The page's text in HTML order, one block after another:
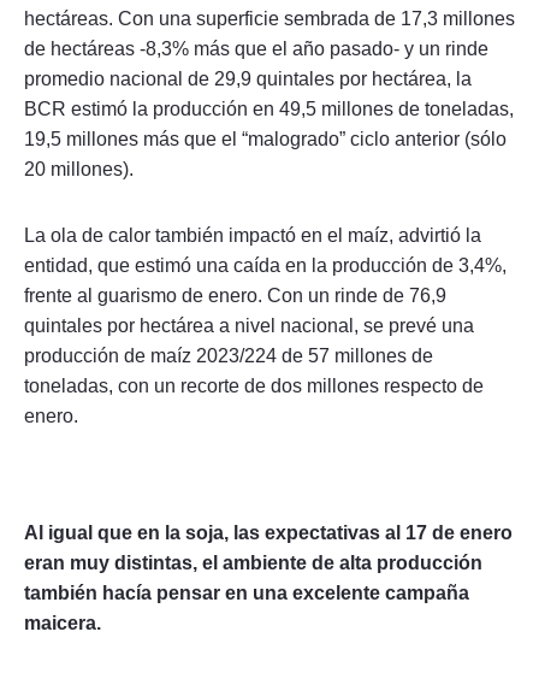
hectáreas. Con una superficie sembrada de 17,3 millones
de hectáreas -8,3% más que el año pasado- y un rinde
promedio nacional de 29,9 quintales por hectárea, la
BCR estimó la producción en 49,5 millones de toneladas,
19,5 millones más que el “malogrado” ciclo anterior (sólo
20 millones).
La ola de calor también impactó en el maíz, advirtió la
entidad, que estimó una caída en la producción de 3,4%,
frente al guarismo de enero. Con un rinde de 76,9
quintales por hectárea a nivel nacional, se prevé una
producción de maíz 2023/224 de 57 millones de
toneladas, con un recorte de dos millones respecto de
enero.
Al igual que en la soja, las expectativas al 17 de enero
eran muy distintas, el ambiente de alta producción
también hacía pensar en una excelente campaña
maicera.